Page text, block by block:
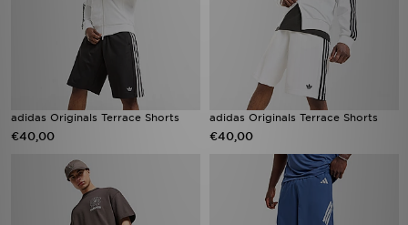
adidas Originals Terrace Shorts
€40,00
adidas Originals Terrace Shorts
€40,00